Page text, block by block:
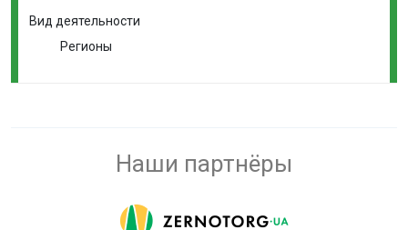
Вид деятельности
Регионы
Наши партнёры